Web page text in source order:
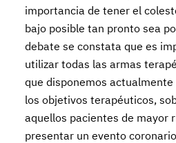
importancia de tener el
bajo posible tan pronto sea
debate se constata que es
utilizar todas las armas
que disponemos
los objetivos terapéuticos,
aquellos pacientes de mayor
presentar un evento